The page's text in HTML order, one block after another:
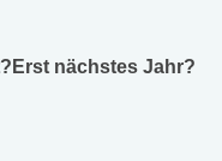
nächstes Jahr?